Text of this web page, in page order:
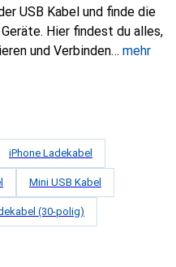
USB Kabel und finde die
Hier findest du alles,
und Verbinden
mehr
iPhone Ladekabel
Mini USB Kabel
(30-polig)